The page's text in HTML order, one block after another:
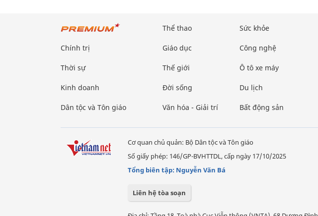
Chính trị
Thời sự
Kinh doanh
Dân tộc và Tôn giáo
Thể thao
Giáo dục
Thế giới
Đời sống
Văn hóa - Giải trí
Sức khỏe
Công nghệ
Ô tô xe máy
Du lịch
Bất động sản
Cơ quan chủ quản: Bộ Dân tộc và Tôn giáo
Số giấy phép: 146/GP-BVHTTDL, cấp ngày 17/10/2025
Tổng biên tập: Nguyễn Văn Bá
Liên hệ tòa soạn